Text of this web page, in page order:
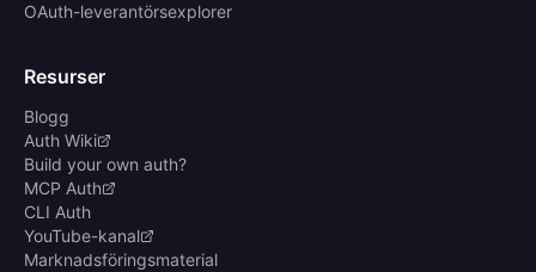
OAuth-leverantörsexplorer
Resurser
Blogg
Auth Wiki
Build your own auth?
MCP Auth
CLI Auth
YouTube-kanal
Marknadsföringsmaterial